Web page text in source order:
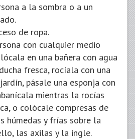
a la sombra o a un
de ropa.
con cualquier medio
en una bañera con agua
fresca, rocíala con una
pásale una esponja con
mientras la rocías
o colócale compresas de
húmedas y frías sobre la
las axilas y la ingle.